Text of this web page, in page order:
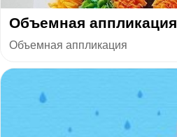
Объемная аппликация
Объемная аппликация